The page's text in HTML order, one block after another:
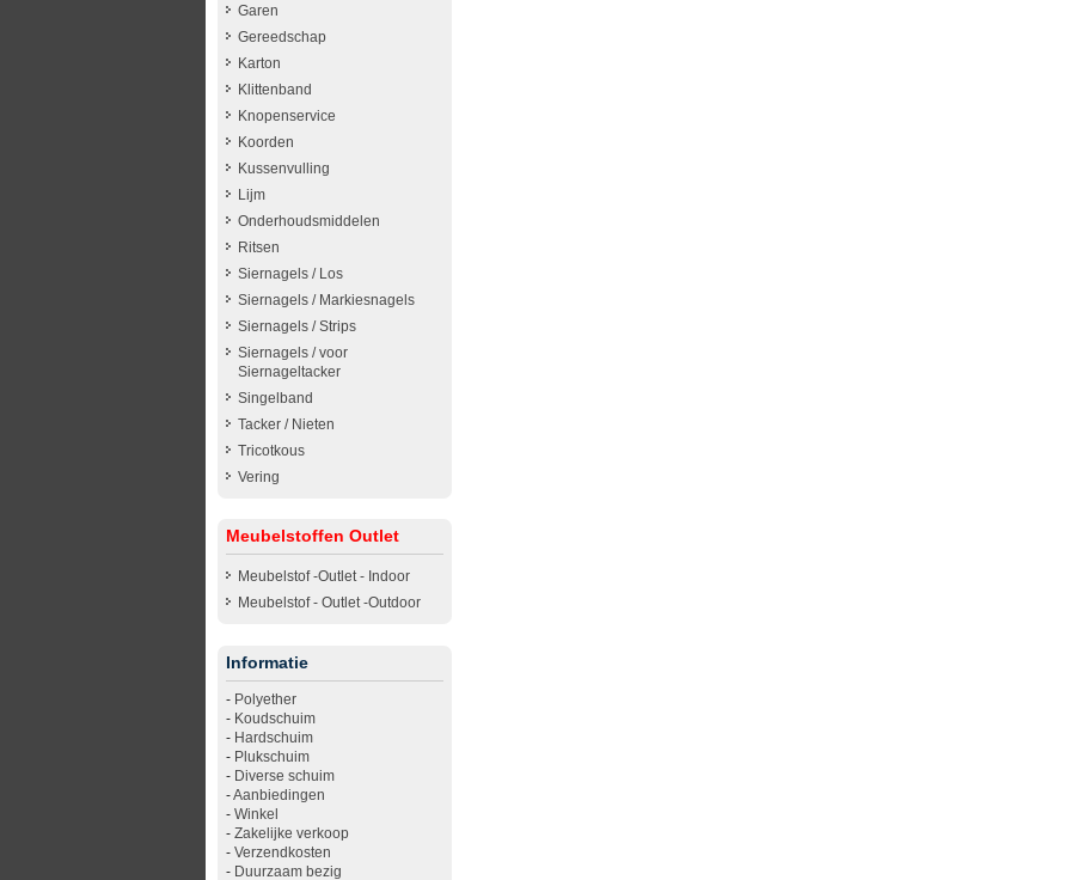
Garen
Gereedschap
Karton
Klittenband
Knopenservice
Koorden
Kussenvulling
Lijm
Onderhoudsmiddelen
Ritsen
Siernagels / Los
Siernagels / Markiesnagels
Siernagels / Strips
Siernagels / voor
Siernageltacker
Singelband
Tacker / Nieten
Tricotkous
Vering
Meubelstoffen Outlet
Meubelstof -Outlet - Indoor
Meubelstof - Outlet -Outdoor
Informatie
- Polyether
- Koudschuim
- Hardschuim
- Plukschuim
- Diverse schuim
-Aanbiedingen
- Winkel
- Zakelijke verkoop
- Verzendkosten
- Duurzaam bezig